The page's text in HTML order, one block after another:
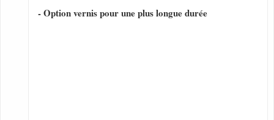
- Option vernis pour une plus longue durée